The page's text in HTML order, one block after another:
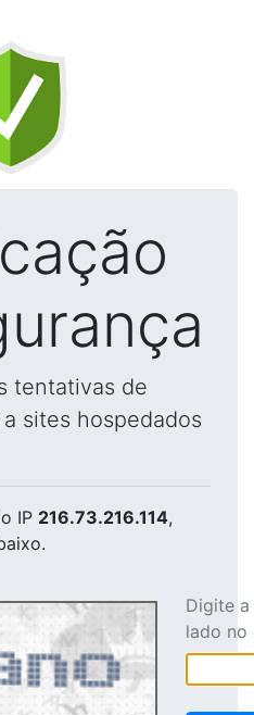
tentativas de
sites hospedados
IP 216.73.216.114,
Digite
lado no